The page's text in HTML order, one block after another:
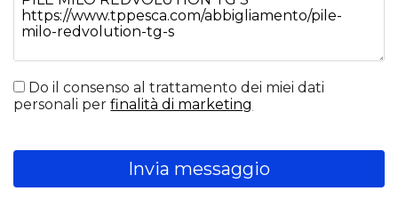
Do il consenso al trattamento dei miei dati
personali perfinalità di marketing
Invia messaggio